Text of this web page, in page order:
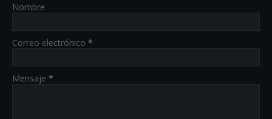
Nombre
Correo electrónico *
Mensaje *